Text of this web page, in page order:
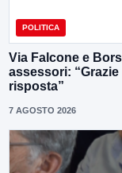
POLITICA
Via Falcone e
assessori:
risposta”
7 AGOSTO 2026